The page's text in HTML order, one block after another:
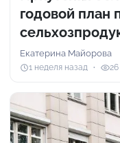
годовой план
Екатерина Майорова
1 неделя назад 26